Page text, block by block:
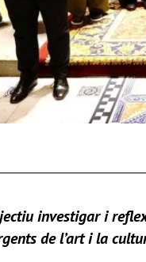
investigar i
de l’art i la